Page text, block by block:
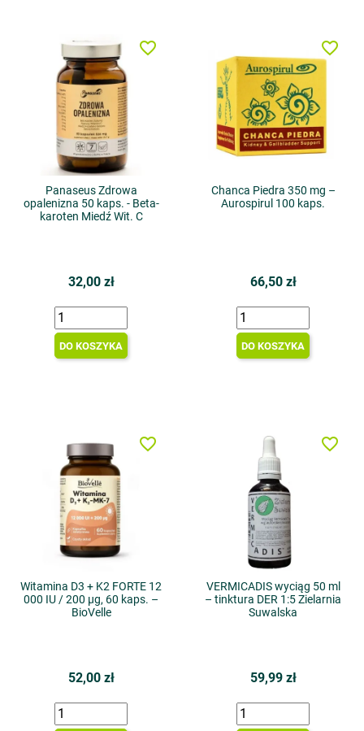
Panaseus Zdrowa
opalenizna 50 kaps. - Beta-
karoten Miedź Wit. C
32,00 zł
DO KOSZYKA
favorite_border
Chanca Piedra 350 mg –
Aurospirul 100 kaps.
66,50 zł
DO KOSZYKA
favorite_border
Witamina D3 + K2 FORTE 12
000 IU / 200 µg, 60 kaps. –
BioVelle
52,00 zł
favorite_border
VERMICADIS wyciąg 50 ml
– tinktura DER 1:5 Zielarnia
Suwalska
59,99 zł
favorite_border